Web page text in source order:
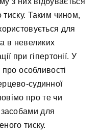
тиску. Таким чином,
для
в невеликих
при гіпертонії. У
про особливості
судинної
про те чи
засобами для
тиску.